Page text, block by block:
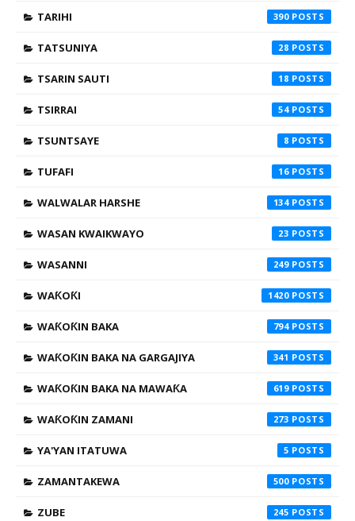
TARIHI 390
TATSUNIYA 28
TSARIN SAUTI 18
TSIRRAI 54
TSUNTSAYE 8
TUFAFI 16
WALWALAR HARSHE 134
WASAN KWAIKWAYO 23
WASANNI 249
WAƘOƘI 1420
WAƘOƘIN BAKA 794
WAƘOƘIN BAKA NA GARGAJIYA 341
WAƘOƘIN BAKA NA MAWAƘA 619
WAƘOƘIN ZAMANI 273
YA'YAN ITATUWA 5
ZAMANTAKEWA 500
ZUBE 245